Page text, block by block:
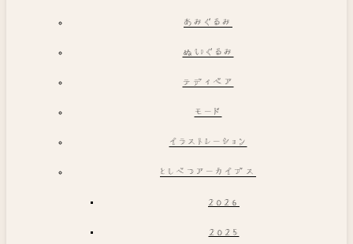
あみぐるみ
ぬいぐるみ
テディベア
モード
イラストレーション
としべつアーカイブス
2026
2025